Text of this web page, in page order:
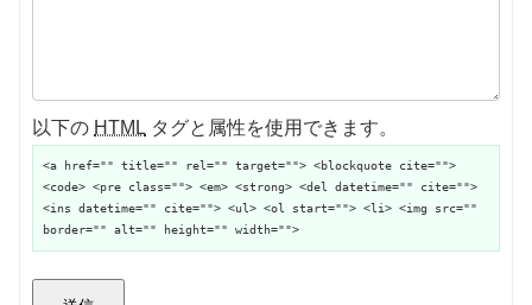
以下の HTML タグと属性を使用できます。
<a href="" title="" rel="" target=""> <blockquote cite="">
<code> <pre class=""> <em> <strong> <del datetime="" cite="">
<ins datetime="" cite=""> <ul> <ol start=""> <li> <img src=""
border="" alt="" height="" width="">